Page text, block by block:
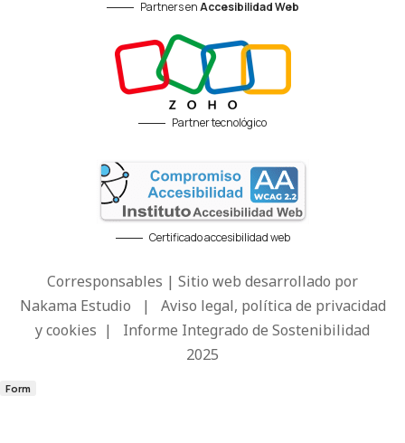
Partners enAccesibilidad Web
Partner tecnológico
Certificado accesibilidad web
Corresponsables | Sitio web desarrollado por
Nakama Estudio | Aviso legal, política de privacidad
y cookies | Informe Integrado de Sostenibilidad
2025
Form